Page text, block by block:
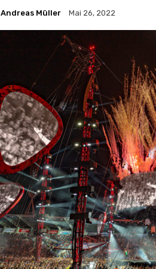
Andreas Müller Mai 26, 2022